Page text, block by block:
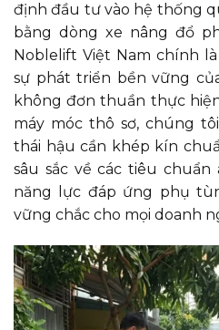
định đầu tư vào hệ thống
bằng dòng xe nâng đổ
Noblelift Việt Nam chính
sự phát triển bền vững
không đơn thuần thực
máy móc thô sơ, chúng
thái hậu cần khép kín
sâu sắc về các tiêu
năng lực đáp ứng phụ
vững chắc cho mọi doanh